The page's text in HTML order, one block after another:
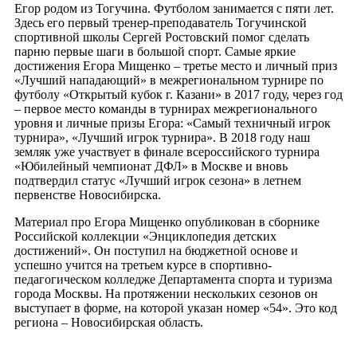
Егор родом из Тогучина. Футболом занимается с пяти лет.
Здесь его первый тренер-преподаватель Тогучинской
спортивной школы Сергей Ростовский помог сделать
парню первые шаги в большой спорт. Самые яркие
достижения Егора Мищенко – третье место и личный приз
«Лучший нападающий» в межрегиональном турнире по
футболу «Открытый кубок г. Казани» в 2017 году, через год
– первое место команды в турнирах межрегионального
уровня и личные призы Егора: «Самый техничный игрок
турнира», «Лучший игрок турнира». В 2018 году наш
земляк уже участвует в финале всероссийского турнира
«Юбилейный чемпионат ДФЛ» в Москве и вновь
подтвердил статус «Лучший игрок сезона» в летнем
первенстве Новосибирска.
Материал про Егора Мищенко опубликован в сборнике
Российской коллекции «Энциклопедия детских
достижений». Он поступил на бюджетной основе и
успешно учится на третьем курсе в спортивно-
педагогическом колледже Департамента спорта и туризма
города Москвы. На протяжении нескольких сезонов он
выступает в форме, на которой указан номер «54». Это код
региона – Новосибирская область.